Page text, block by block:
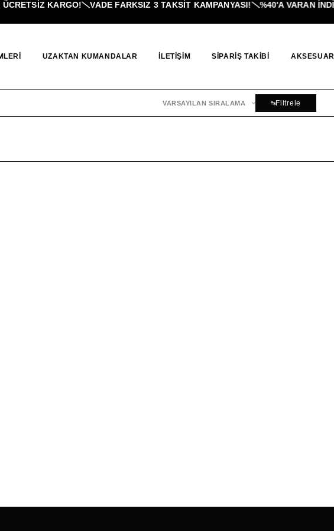
KARGO! VADE FARKSIZ 3 TAKSIT KAMPANYASI! %40'A VARAN
UZAKTAN KUMANDALAR İLETIŞIM SIPARIŞ TAKIBI
VARSAYILAN SIRALAMA Filtrele